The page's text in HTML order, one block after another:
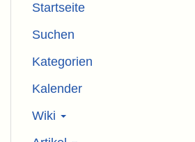
Startseite
Suchen
Kategorien
Kalender
Wiki